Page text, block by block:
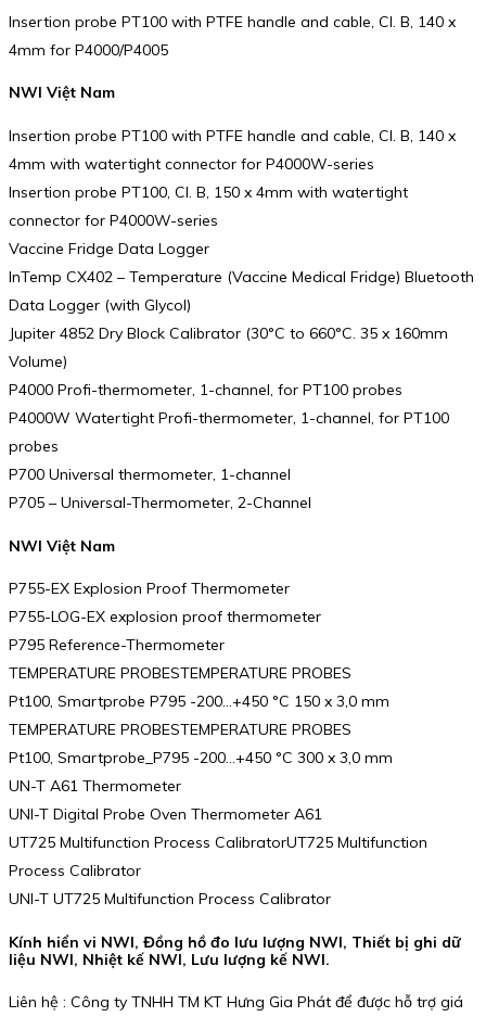
Insertion probe PT100 with PTFE handle and cable, Cl. B, 140 x
4mm for P4000/P4005
NWI Việt Nam
Insertion probe PT100 with PTFE handle and cable, Cl. B, 140 x
4mm with watertight connector for P4000W-series
Insertion probe PT100, Cl. B, 150 x 4mm with watertight
connector for P4000W-series
Vaccine Fridge Data Logger
InTemp CX402 – Temperature (Vaccine Medical Fridge) Bluetooth
Data Logger (with Glycol)
Jupiter 4852 Dry Block Calibrator (30°C to 660°C. 35 x 160mm
Volume)
P4000 Profi-thermometer, 1-channel, for PT100 probes
P4000W Watertight Profi-thermometer, 1-channel, for PT100
probes
P700 Universal thermometer, 1-channel
P705 – Universal-Thermometer, 2-Channel
NWI Việt Nam
P755-EX Explosion Proof Thermometer
P755-LOG-EX explosion proof thermometer
P795 Reference-Thermometer
TEMPERATURE PROBESTEMPERATURE PROBES
Pt100, Smartprobe P795 -200…+450 °C 150 x 3,0 mm
TEMPERATURE PROBESTEMPERATURE PROBES
Pt100, Smartprobe_P795 -200…+450 °C 300 x 3,0 mm
UN-T A61 Thermometer
UNI-T Digital Probe Oven Thermometer A61
UT725 Multifunction Process CalibratorUT725 Multifunction
Process Calibrator
UNI-T UT725 Multifunction Process Calibrator
Kính hiển vi NWI, Đồng hồ đo lưu lượng NWI, Thiết bị ghi dữ
liệu NWI, Nhiệt kế NWI, Lưu lượng kế NWI.
Liên hệ : Công ty TNHH TM KT Hưng Gia Phát để được hỗ trợ giá